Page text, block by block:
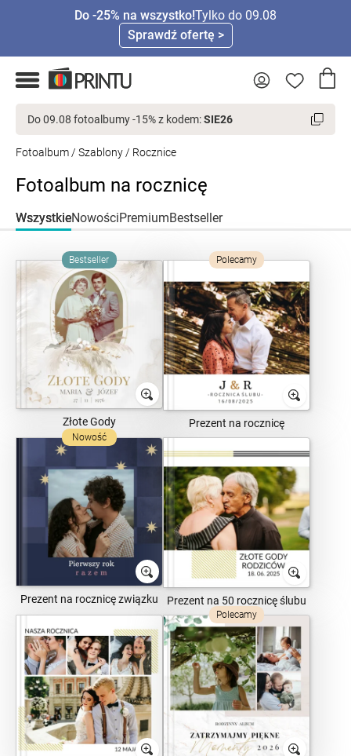
Do -25% na wszystko!Tylko do 09.08
Sprawdź ofertę >
Do 09.08 fotoalbumy -15% z kodem:SIE26
Fotoalbum / Szablony / Rocznice
Fotoalbum na rocznicę
WszystkieNowościPremiumBestseller
Bestseller
Złote Gody
Polecamy
Prezent na rocznicę
Nowość
Prezent na rocznicę związku Prezent na 50 rocznicę ślubu
Polecamy